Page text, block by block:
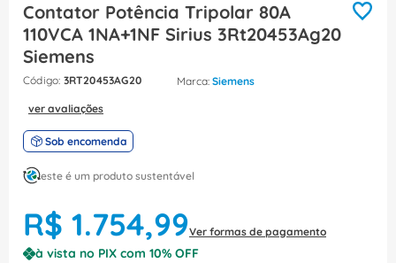
Contator Potência Tripolar 80A
110VCA 1NA+1NF Sirius 3Rt20453Ag20
Siemens
: 3RT20453AG20 Siemens
ver avaliações
Sob encomenda
este é um produto sustentável
R$ 1.754,99Ver formas de pagamento
à vista no PIX com 10% OFF